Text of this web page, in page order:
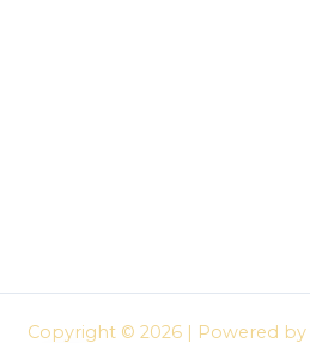
Copyright © 2026 | Powered by